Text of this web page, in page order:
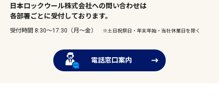
日本ロックウール株式会社への問い合わせは
各部署ごとに受付しております。
受付時間 8:30～17:30（月～金） ※土日祝祭日・年末年始・当社休業日を除く
電話窓口案内